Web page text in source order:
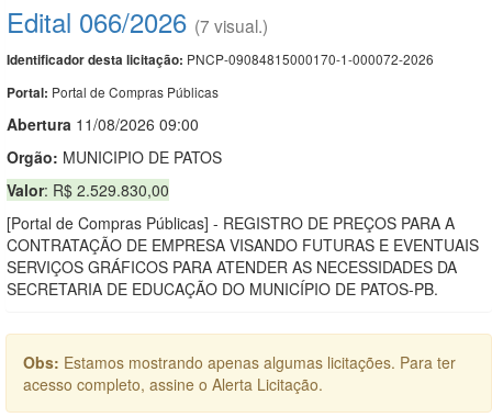
Edital 066/2026 (7 visual.)
Identificador desta licitação: PNCP-09084815000170-1-000072-2026
Portal: Portal de Compras Públicas
Abertura 11/08/2026 09:00
Orgão: MUNICIPIO DE PATOS
Valor: R$ 2.529.830,00
[Portal de Compras Públicas] - REGISTRO DE PREÇOS PARA A
CONTRATAÇÃO DE EMPRESA VISANDO FUTURAS E EVENTUAIS
SERVIÇOS GRÁFICOS PARA ATENDER AS NECESSIDADES DA
SECRETARIA DE EDUCAÇÃO DO MUNICÍPIO DE PATOS-PB.
Obs: Estamos mostrando apenas algumas licitações. Para ter
acesso completo, assine o Alerta Licitação.